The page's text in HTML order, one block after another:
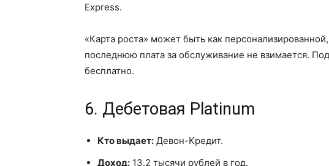
Express.
«Карта роста» может быть как
последнюю плата за обслуживание не взимается.
бесплатно.
6. Дебетовая Platinum
Кто выдает: Девон-Кредит.
Доход: 13.2 тысячи рублей в год.